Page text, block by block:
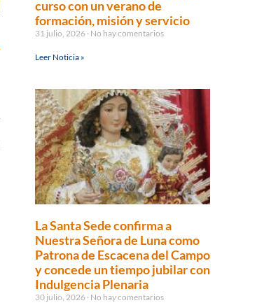
curso con un verano de
formación, misión y servicio
31 julio, 2026 No hay comentarios
Leer Noticia »
La Santa Sede confirma a
Nuestra Señora de Luna como
Patrona de Escacena del Campo
y concede un tiempo jubilar con
Indulgencia Plenaria
30 julio, 2026 No hay comentarios